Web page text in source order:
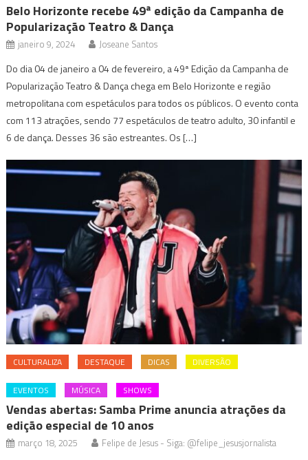
Belo Horizonte recebe 49ª edição da Campanha de
Popularização Teatro & Dança
janeiro 9, 2024 Joseane Santos
Do dia 04 de janeiro a 04 de fevereiro, a 49ª Edição da Campanha de
Popularização Teatro & Dança chega em Belo Horizonte e região
metropolitana com espetáculos para todos os públicos. O evento conta
com 113 atrações, sendo 77 espetáculos de teatro adulto, 30 infantil e
6 de dança. Desses 36 são estreantes. Os […]
CULTURALIZA DESTAQUE DICAS DIVERSÃO
EVENTOS MÚSICA SHOWS
Vendas abertas: Samba Prime anuncia atrações da
edição especial de 10 anos
março 18, 2025 Felipe de Jesus - Siga: @felipe_jesusjornalista